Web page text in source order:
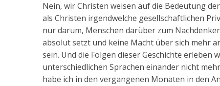
Nein, wir Christen weisen auf die Bedeutung
als Christen irgendwelche gesellschaftlichen
nur darum, Menschen darüber zum
absolut setzt und keine Macht über sich mehr
sein. Und die Folgen dieser Geschichte
unterschiedlichen Sprachen einander nicht
habe ich in den vergangenen Monaten in den